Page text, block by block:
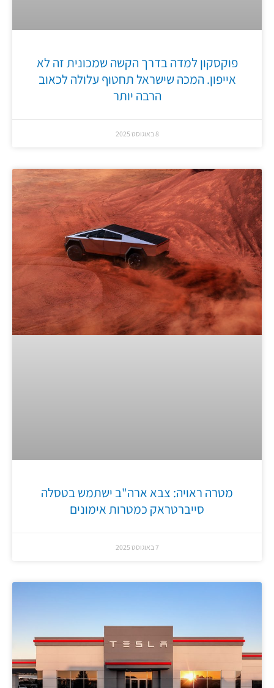
פוקסקון למדה בדרך הקשה שמכונית זה לא
אייפון. המכה שישראל תחטוף עלולה לכאוב
הרבה יותר
8 באוגוסט 2025
מטרה ראויה: צבא ארה"ב ישתמש בטסלה
סייברטראק כמטרות אימונים
7 באוגוסט 2025